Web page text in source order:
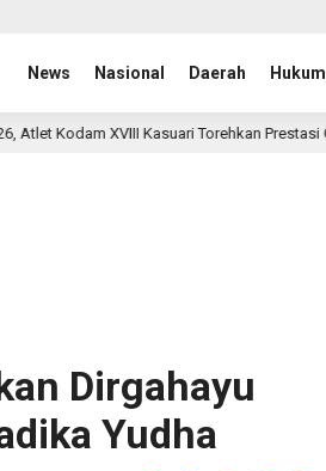
News Nasional Daerah Hukum
Prestasi Gemilang 19 jam lalu
Dirgahayu
Yudha